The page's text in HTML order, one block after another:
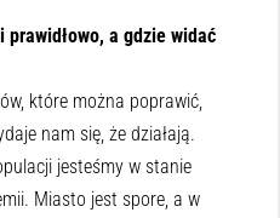
prawidłowo, a gdzie widać
które można poprawić,
nam się, że działają.
jesteśmy w stanie
Miasto jest spore, a w